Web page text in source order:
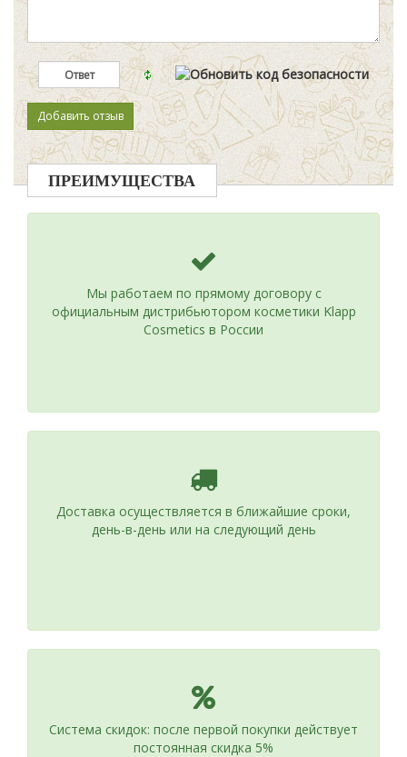
ПРЕИМУЩЕСТВА
Мы работаем по прямому договору с
официальным дистрибьютором косметики Klapp
Cosmetics в России
Доставка осуществляется в ближайшие сроки,
день-в-день или на следующий день
Система скидок: после первой покупки действует
постоянная скидка 5%